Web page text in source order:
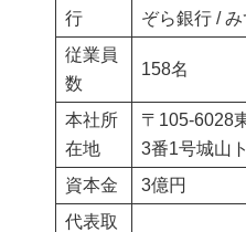
行
ぞら銀行 /
従業員
数
158名
本社所
在地
〒105-6028
3番1号城山
資本金
3億円
代表取